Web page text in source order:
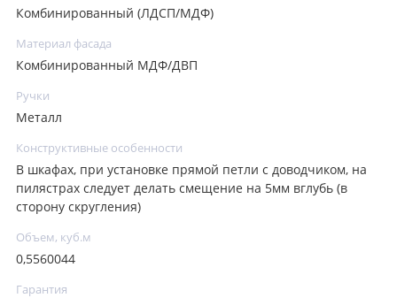
Комбинированный (ЛДСП/МДФ)
Материал фасада
Комбинированный МДФ/ДВП
Ручки
Металл
Конструктивные особенности
В шкафах, при установке прямой петли с доводчиком, на
пилястрах следует делать смещение на 5мм вглубь (в
сторону скругления)
Объем, куб.м
0,5560044
Гарантия